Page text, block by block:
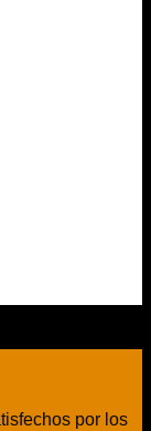
por los